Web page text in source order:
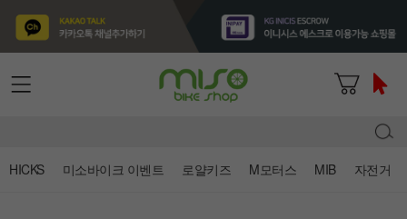
HICKS 미소바이크 이벤트 로얄키즈 M모터스 MIB 자전거